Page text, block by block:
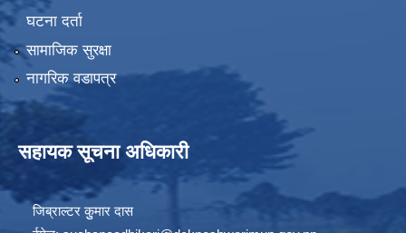
घटना दर्ता
सामाजिक सुरक्षा
नागरिक वडापत्र
सहायक सूचना अधिकारी
जिब्राल्टर कुुमार दास